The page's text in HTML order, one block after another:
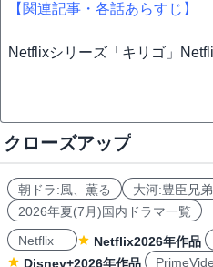
【関連記事・各話あらすじ】
Netflixシリーズ「キリゴ」
クローズアップ
朝ドラ:風、薫る 大河:豊臣兄
2026年夏(7月)国内ドラマ一覧
Netflix
Netflix2026年作品
Disney+2026年作品